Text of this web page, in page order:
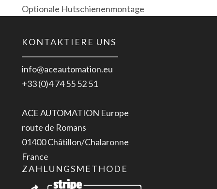
Optionale Hutschienenmontage
KONTAKTIERE UNS
info@aceautomation.eu
+33 (0)4 74 55 52 51
ACE AUTOMATION Europe
route de Romans
01400 Châtillon/Chalaronne
France
ZAHLUNGSMETHODE